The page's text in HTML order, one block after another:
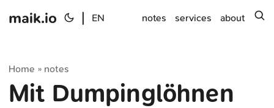
maik.io EN notes services about
Home » notes
Mit Dumpinglöhnen